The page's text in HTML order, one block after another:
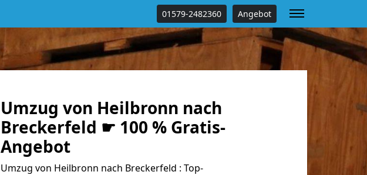
01579-2482360 Angebot
Umzug von Heilbronn nach
Breckerfeld ☛ 100 % Gratis-
Angebot
Umzug von Heilbronn nach Breckerfeld : Top-